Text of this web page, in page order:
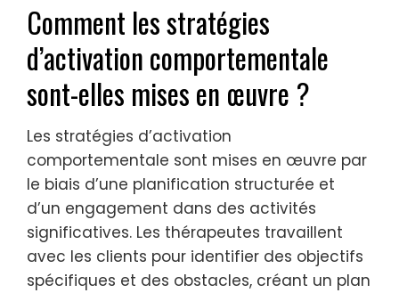
Comment les stratégies
d’activation comportementale
sont-elles mises en œuvre ?
Les stratégies d’activation
comportementale sont mises en œuvre par
le biais d’une planification structurée et
d’un engagement dans des activités
significatives. Les thérapeutes travaillent
avec les clients pour identifier des objectifs
spécifiques et des obstacles, créant un plan